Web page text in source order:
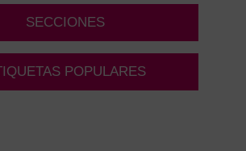
SECCIONES
POPULARES